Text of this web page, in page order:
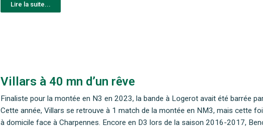
Lire la suite...
Villars à 40 mn d’un rêve
Finaliste pour la montée en N3 en 2023, la bande à Logerot avait été barrée
Cette année, Villars se retrouve à 1 match de la montée en NM3, mais cette
à domicile face à Charpennes. Encore en D3 lors de la saison 2016-2017,